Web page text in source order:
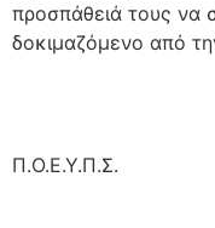
προσπάθειά τους να
δοκιμαζόμενο από
Για
Π.Ο.Ε.Υ.Π.Σ.